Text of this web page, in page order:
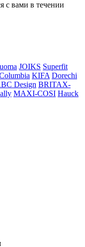
с вами в течении
JOIKS Superfit
KIFA Dorechi
Design BRITAX-
MAXI-COSI Hauck